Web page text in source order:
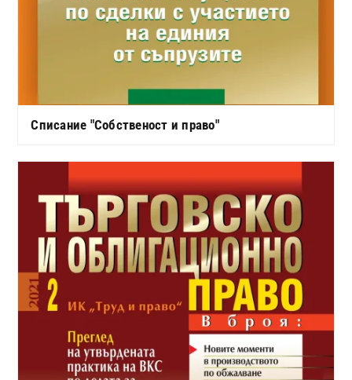
Списание "Собственост и право"